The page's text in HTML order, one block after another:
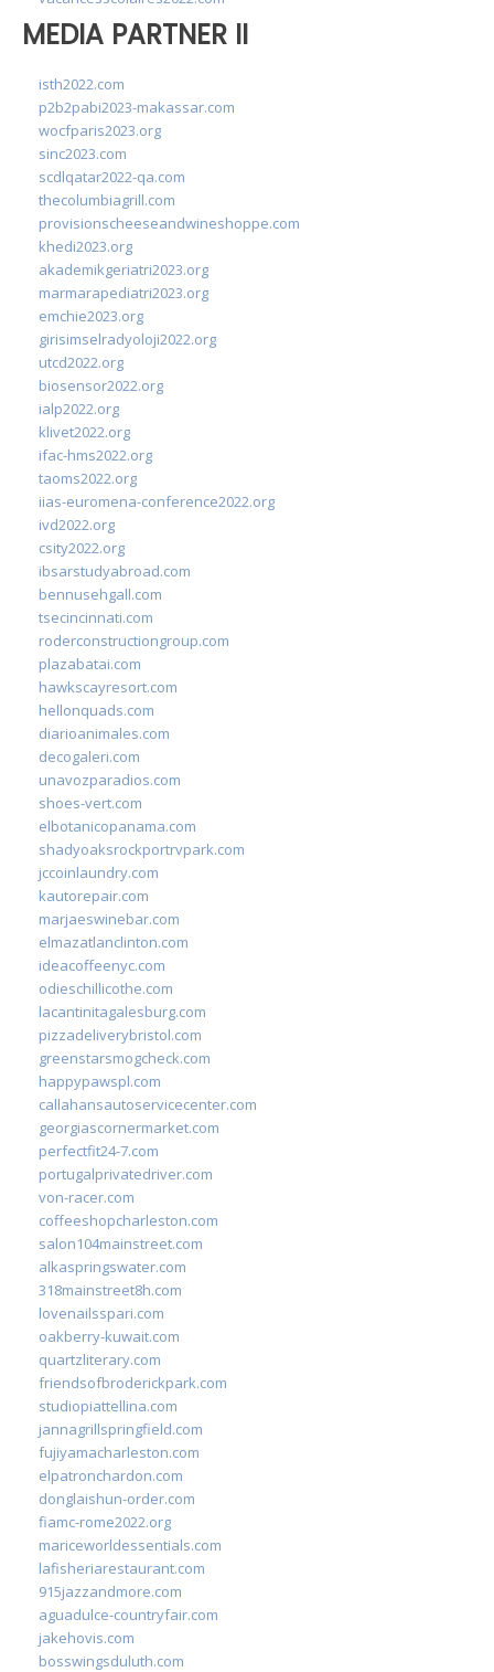
MEDIA PARTNER II
isth2022.com
p2b2pabi2023-makassar.com
wocfparis2023.org
sinc2023.com
scdlqatar2022-qa.com
thecolumbiagrill.com
provisionscheeseandwineshoppe.com
khedi2023.org
akademikgeriatri2023.org
marmarapediatri2023.org
emchie2023.org
girisimselradyoloji2022.org
utcd2022.org
biosensor2022.org
ialp2022.org
klivet2022.org
ifac-hms2022.org
taoms2022.org
iias-euromena-conference2022.org
ivd2022.org
csity2022.org
ibsarstudyabroad.com
bennusehgall.com
tsecincinnati.com
roderconstructiongroup.com
plazabatai.com
hawkscayresort.com
hellonquads.com
diarioanimales.com
decogaleri.com
unavozparadios.com
shoes-vert.com
elbotanicopanama.com
shadyoaksrockportrvpark.com
jccoinlaundry.com
kautorepair.com
marjaeswinebar.com
elmazatlanclinton.com
ideacoffeenyc.com
odieschillicothe.com
lacantinitagalesburg.com
pizzadeliverybristol.com
greenstarsmogcheck.com
happypawspl.com
callahansautoservicecenter.com
georgiascornermarket.com
perfectfit24-7.com
portugalprivatedriver.com
von-racer.com
coffeeshopcharleston.com
salon104mainstreet.com
alkaspringswater.com
318mainstreet8h.com
lovenailsspari.com
oakberry-kuwait.com
quartzliterary.com
friendsofbroderickpark.com
studiopiattellina.com
jannagrillspringfield.com
fujiyamacharleston.com
elpatronchardon.com
donglaishun-order.com
fiamc-rome2022.org
mariceworldessentials.com
lafisheriarestaurant.com
915jazzandmore.com
aguadulce-countryfair.com
jakehovis.com
bosswingsduluth.com